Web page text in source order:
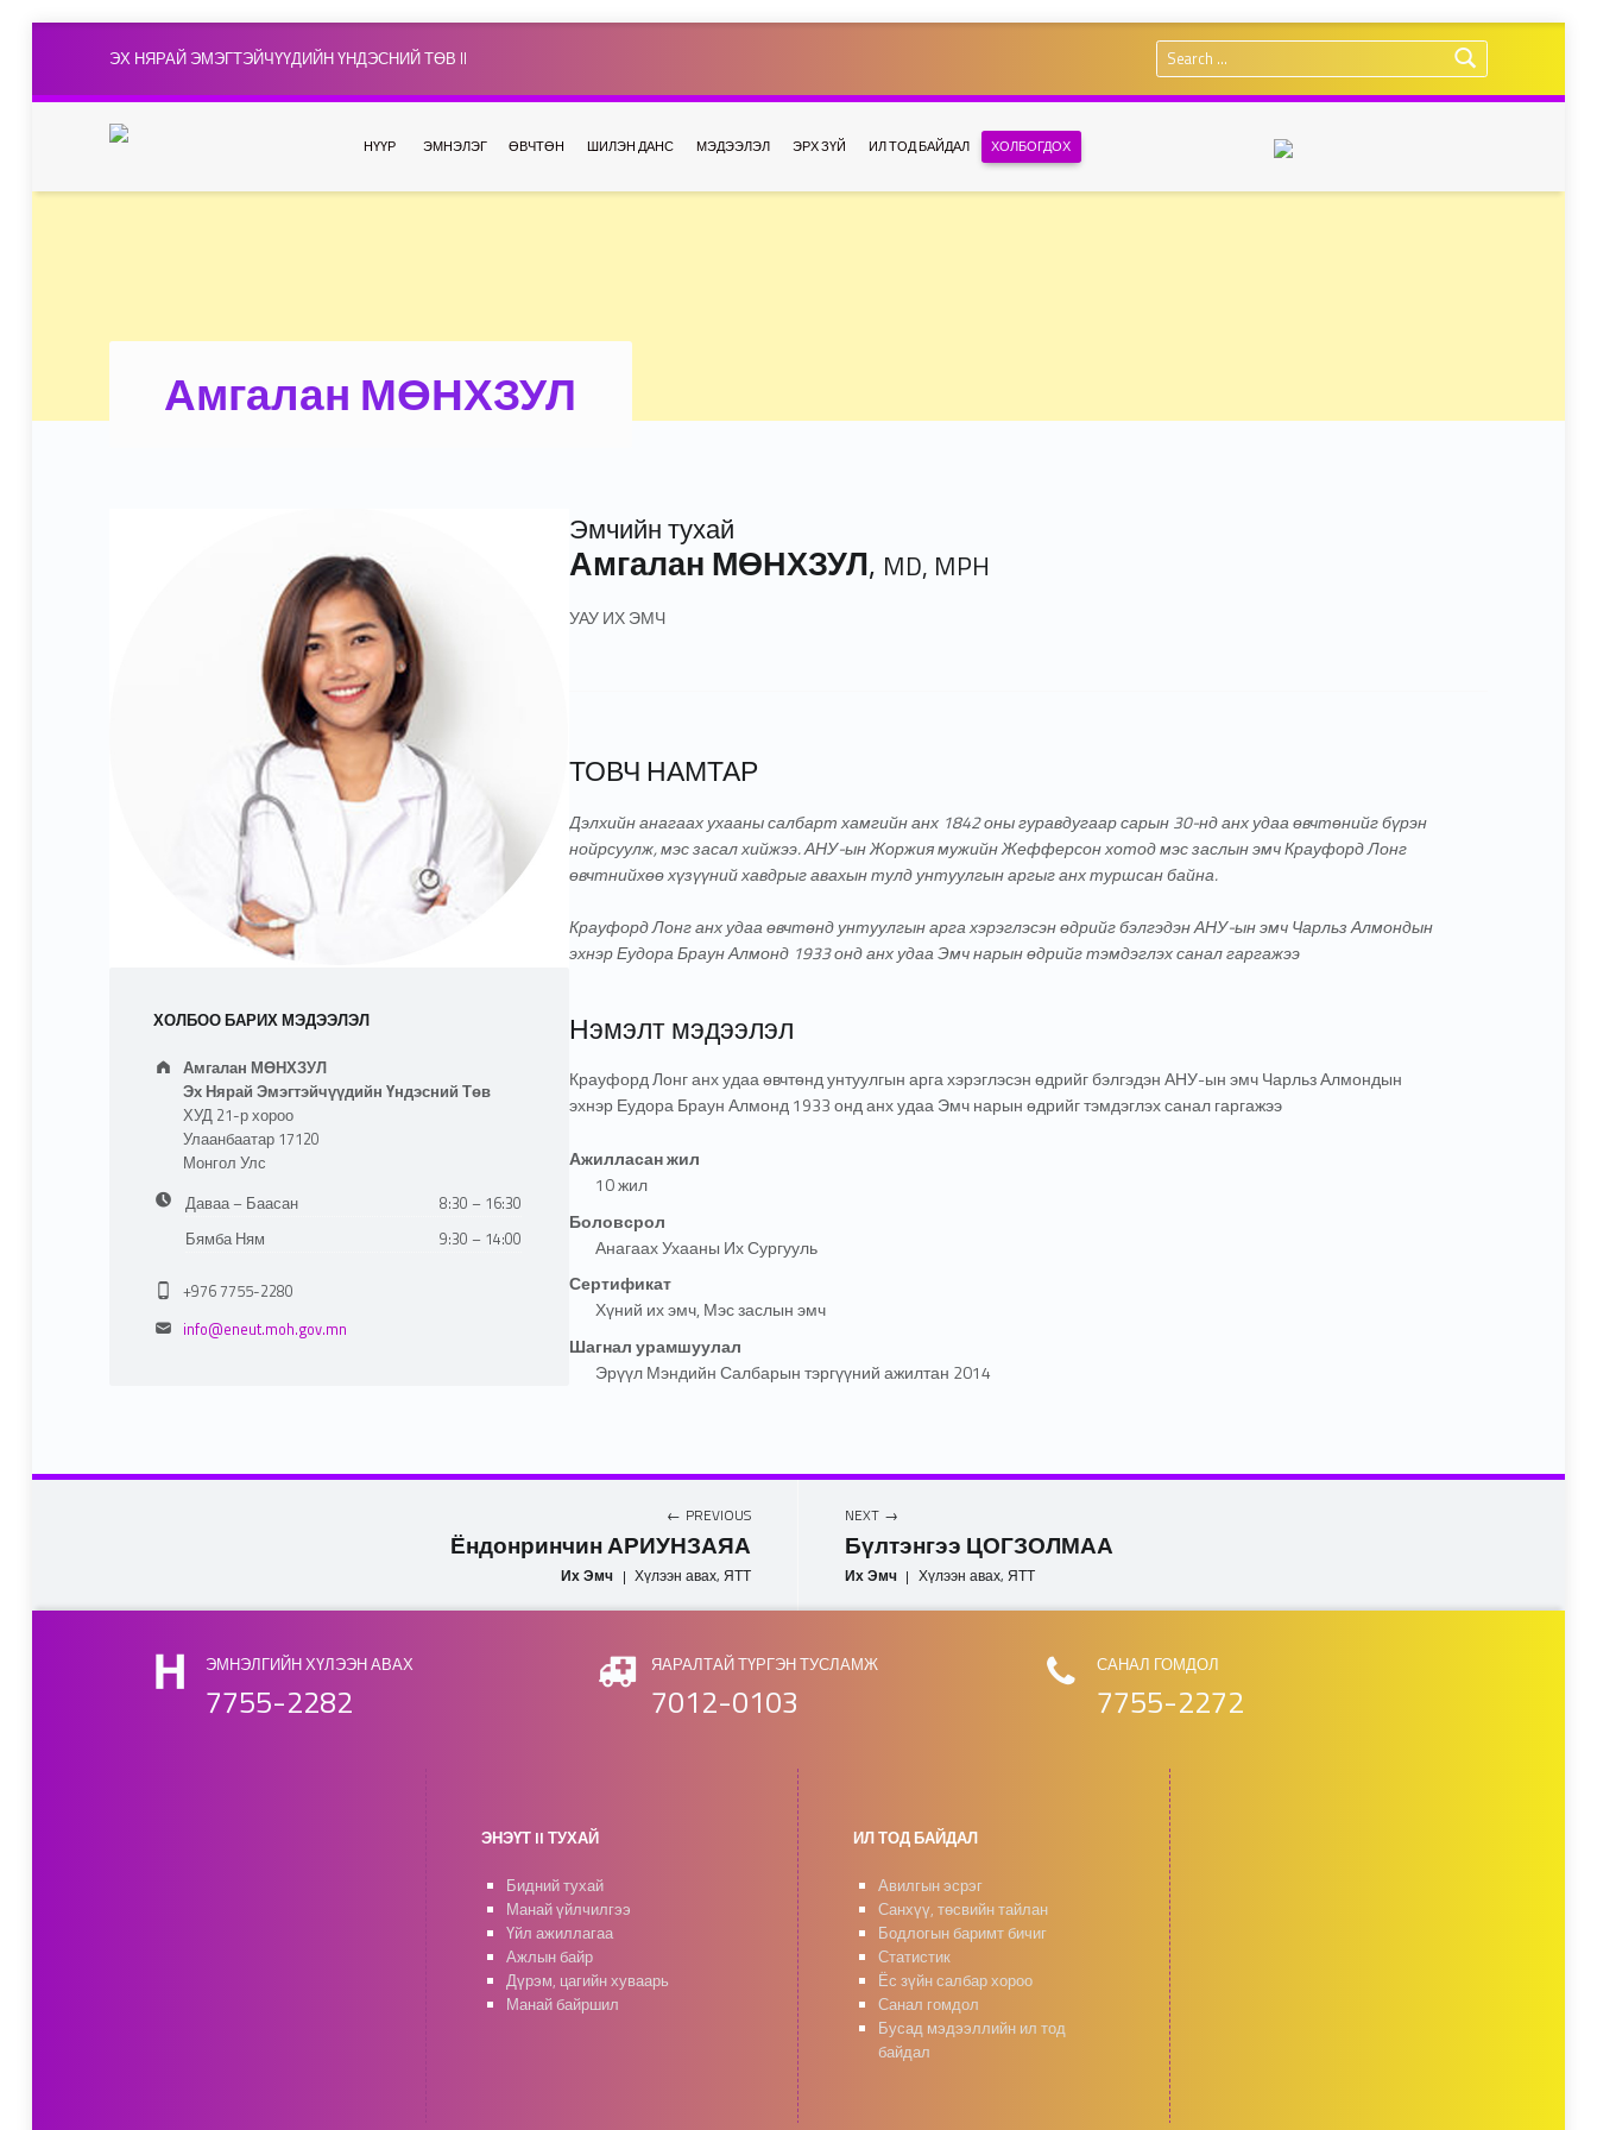
ЭХ НЯРАЙ ЭМЭГТЭЙЧҮҮДИЙН ҮНДЭСНИЙ ТӨВ II
Search for:
НҮҮР ЭМНЭЛЭГ ӨВЧТӨН ШИЛЭН ДАНС МЭДЭЭЛЭЛ ЭРХ ЗҮЙ ИЛ ТОД БАЙДАЛ ХОЛБОГДОХ
Амгалан МӨНХЗУЛ
ХОЛБОО БАРИХ МЭДЭЭЛЭЛ
Address:
Амгалан МӨНХЗУЛ
Эх Нярай Эмэгтэйчүүдийн Үндэсний Төв
ХУД 21-р хороо
Улаанбаатар 17120
Монгол Улс
Business hours:
Даваа – Баасан
8:30 – 16:30
Бямба Ням
9:30 – 14:00
Phone number:
+976 7755-2280
Email address:
info@eneut.moh.gov.mn
Эмчийн тухай
Амгалан МӨНХЗУЛ, MD, MPH
УАУ ИХ ЭМЧ
ТОВЧ НАМТАР
Дэлхийн анагаах ухааны салбартхамгийн анх 1842 оны гуравдугаар сарын 30-нд анх удаа өвчтөнийг бүрэн
нойрсуулж, мэс засал хийжээ. АНУ-ын Жоржия мужийн Жефферсон хотод мэс заслын эмч Крауфорд Лонг
өвчтнийхөө хүзүүний хавдрыг авахын тулд унтуулгын аргыг анх туршсан байна.
Крауфорд Лонг анх удаа өвчтөнд унтуулгын арга хэрэглэсэн өдрийг бэлгэдэн АНУ-ын эмч Чарльз Алмондын
эхнэрЕудора Браун Алмонд 1933 онд анх удаа Эмч нарын өдрийг тэмдэглэх санал гаргажээ
Нэмэлт мэдээлэл
Крауфорд Лонг анх удаа өвчтөнд унтуулгын арга хэрэглэсэн өдрийг бэлгэдэн АНУ-ын эмч Чарльз Алмондын
эхнэрЕудора Браун Алмонд 1933 онд анх удаа Эмч нарын өдрийг тэмдэглэх санал гаргажээ
Ажилласан жил
10 жил
Боловсрол
Анагаах Ухааны Их Сургууль
Сертификат
Хүний их эмч, Мэс заслын эмч
Шагнал урамшуулал
Эрүүл Мэндийн Салбарын тэргүүний ажилтан 2014
PREVIOUS
Ёндонринчин АРИУНЗАЯА
Их Эмч | Хүлээн авах, ЯТТ
NEXT
Бүлтэнгээ ЦОГЗОЛМАА
Их Эмч | Хүлээн авах, ЯТТ
Skip back to main navigation
ЭМНЭЛГИЙН ХҮЛЭЭН АВАХ
7755-2282
ЯАРАЛТАЙ ТҮРГЭН ТУСЛАМЖ
7012-0103
САНАЛ ГОМДОЛ
7755-2272
ЭНЭҮТ II ТУХАЙ
Бидний тухай
Манай үйлчилгээ
Үйл ажиллагаа
Ажлын байр
Дүрэм, цагийн хуваарь
Манай байршил
ИЛ ТОД БАЙДАЛ
Авилгын эсрэг
Санхүү, төсвийн тайлан
Бодлогын баримт бичиг
Статистик
Ёс зүйн салбар хороо
Санал гомдол
Бусад мэдээллийн ил тод
байдал